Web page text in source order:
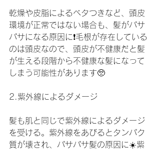
乾燥や皮脂によるベタつきなど、頭皮
環境が正常ではない場合も、髪がパサ
パサになる原因に❗️毛根が存在している
のは頭皮なので、頭皮が不健康だと髪
が生える段階から不健康な髪になって
しまう可能性があります🥺
2.紫外線によるダメージ
髪も肌と同じで紫外線によるダメージ
を受ける。紫外線をあびるとタンパク
質が壊され、パサパサ髪の原因に☀️紫